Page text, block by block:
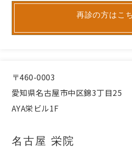
再診の方はこ
〒460-0003
愛知県名古屋市中区錦3丁目25
AYA栄ビル1F
名古屋 栄院